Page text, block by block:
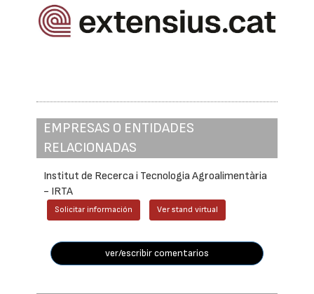
EMPRESAS O ENTIDADES
RELACIONADAS
Institut de Recerca i Tecnologia Agroalimentària
- IRTA
Solicitar información Ver stand virtual
ver/escribir comentarios